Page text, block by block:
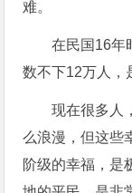
难。
在民国16年
数不下12万人，
现在很多人
么浪漫，但这些
阶级的幸福，是